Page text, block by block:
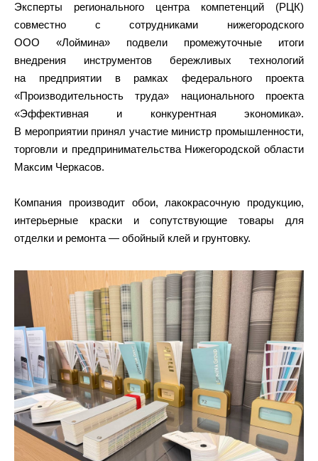
Эксперты регионального центра компетенций (РЦК)
совместно с сотрудниками нижегородского
ООО «Лоймина» подвели промежуточные итоги
внедрения инструментов бережливых технологий
на предприятии в рамках федерального проекта
«Производительность труда» национального проекта
«Эффективная и конкурентная экономика».
В мероприятии принял участие министр промышленности,
торговли и предпринимательства Нижегородской области
Максим Черкасов.
Компания производит обои, лакокрасочную продукцию,
интерьерные краски и сопутствующие товары для
отделки и ремонта — обойный клей и грунтовку.